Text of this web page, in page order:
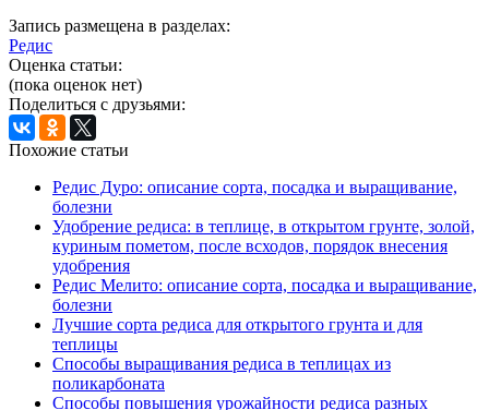
Запись размещена в разделах:
Редис
Оценка статьи:
(пока оценок нет)
Поделиться с друзьями:
Похожие статьи
Редис Дуро: описание сорта, посадка и выращивание,
болезни
Удобрение редиса: в теплице, в открытом грунте, золой,
куриным пометом, после всходов, порядок внесения
удобрения
Редис Мелито: описание сорта, посадка и выращивание,
болезни
Лучшие сорта редиса для открытого грунта и для
теплицы
Способы выращивания редиса в теплицах из
поликарбоната
Способы повышения урожайности редиса разных